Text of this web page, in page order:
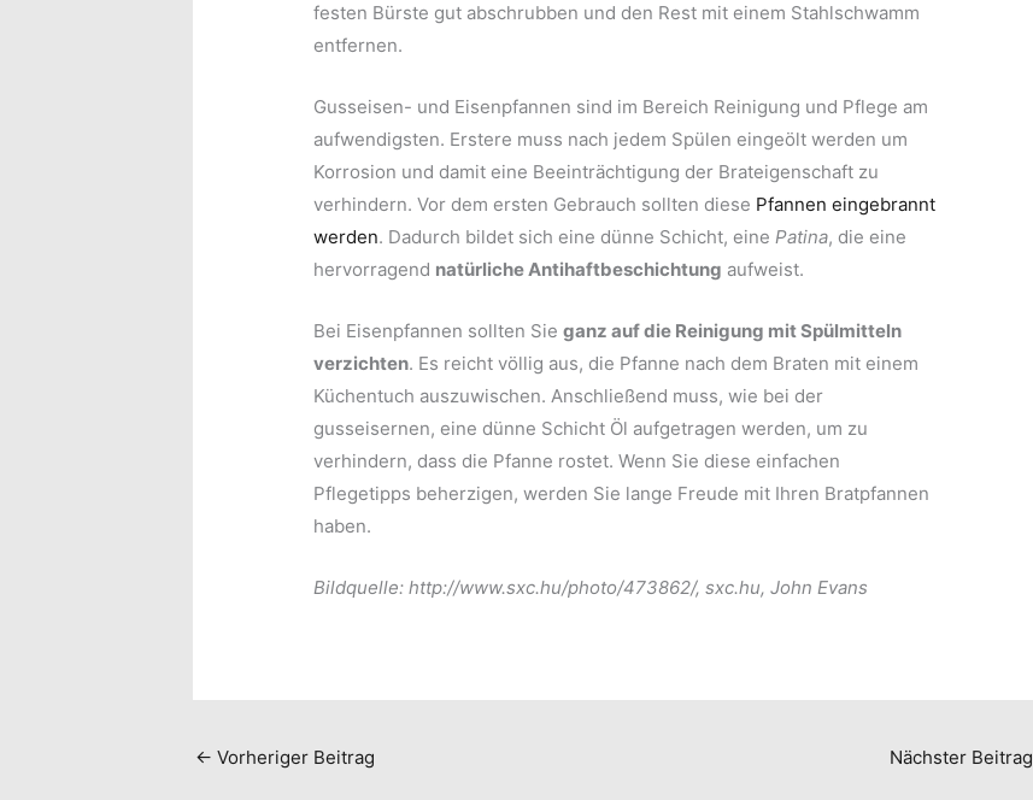
festen Bürste gut abschrubben und den Rest mit einem Stahlschwamm
entfernen.
Gusseisen- und Eisenpfannen sind im Bereich Reinigung und Pflege am
aufwendigsten. Erstere muss nach jedem Spülen eingeölt werden um
Korrosion und damit eine Beeinträchtigung der Brateigenschaft zu
verhindern. Vor dem ersten Gebrauch sollten diese Pfannen eingebrannt
werden. Dadurch bildet sich eine dünne Schicht, einePatina, die eine
hervorragend natürliche Antihaftbeschichtung aufweist.
Bei Eisenpfannen sollten Sieganz auf die Reinigung mit Spülmitteln
verzichten. Es reicht völlig aus, die Pfanne nach dem Braten mit einem
Küchentuch auszuwischen. Anschließend muss, wie bei der
gusseisernen, eine dünne Schicht Öl aufgetragen werden, um zu
verhindern, dass die Pfanne rostet. Wenn Sie diese einfachen
Pflegetipps beherzigen, werden Sie lange Freude mit Ihren Bratpfannen
haben.
Bildquelle: http://www.sxc.hu/photo/473862/, sxc.hu, John Evans
← Vorheriger Beitrag Nächster Beitrag